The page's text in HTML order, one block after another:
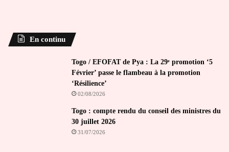
En continu
Togo / EFOFAT de Pya : La 29ᵉ promotion ‘5
Février’ passe le flambeau à la promotion
‘Résilience’
02/08/2026
Togo : compte rendu du conseil des ministres du
30 juillet 2026
31/07/2026